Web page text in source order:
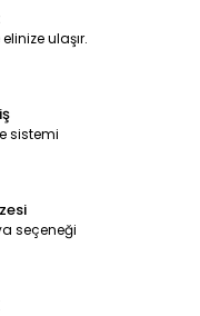
ulaşır.
sistemi
seçeneği